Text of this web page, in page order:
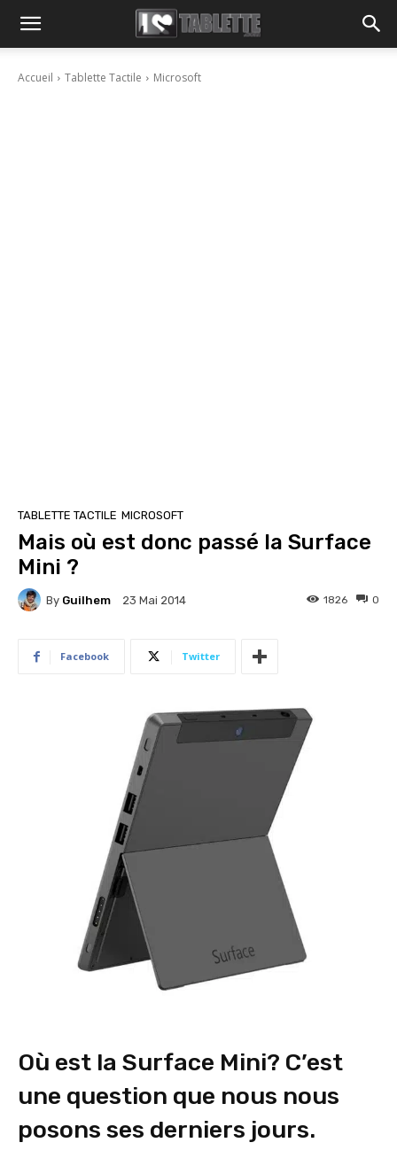
Accueil Tablette Tactile Microsoft
TABLETTE TACTILE MICROSOFT
Mais où est donc passé la Surface
Mini ?
By Guilhem 23 Mai 2014 0
1826
Facebook Twitter
Où est la Surface Mini? C’est
une question que nous nous
posons ses derniers jours.